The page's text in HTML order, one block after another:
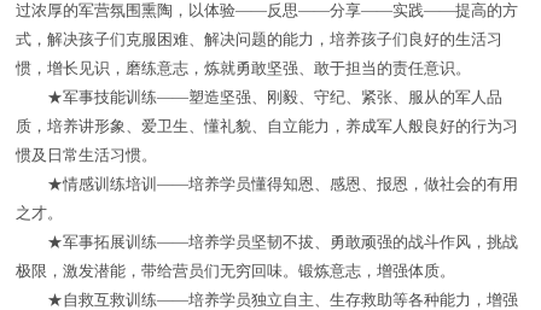
过浓厚的军营氛围熏陶，以体验——反思——分享——实践——提高的方
式，解决孩子们克服困难、解决问题的能力，培养孩子们良好的生活习
惯，增长见识，磨练意志，炼就勇敢坚强、敢于担当的责任意识。
★军事技能训练——塑造坚强、刚毅、守纪、紧张、服从的军人品
质，培养讲形象、爱卫生、懂礼貌、自立能力，养成军人般良好的行为习
惯及日常生活习惯。
★情感训练培训——培养学员懂得知恩、感恩、报恩，做社会的有用
之才。
★军事拓展训练——培养学员坚韧不拔、勇敢顽强的战斗作风，挑战
极限，激发潜能，带给营员们无穷回味。锻炼意志，增强体质。
★自救互救训练——培养学员独立自主、生存救助等各种能力，增强